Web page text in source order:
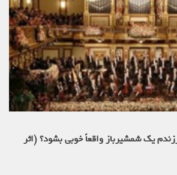
یک شمشیرباز واقعاً خوبی بشود؟ (اثر